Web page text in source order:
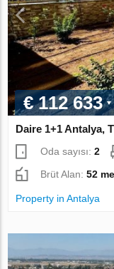
€ 112 633
Daire 1+1 Antalya,
Oda sayısı:2
Brüt Alan:52
Property in Antalya